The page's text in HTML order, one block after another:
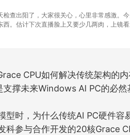
检查出阳了，大家很关心，心里非常感激。
西。估计下次直播脸上又要少几两肉，上镜
CPU如何解决传统架构的内
支撑未来Windows AI PC的必然
型时，为什么传统AI PC硬件容
科参与合作开发的20核Grace